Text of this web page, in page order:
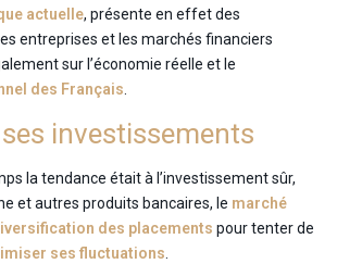
actuelle, présente en effet des
entreprises et les marchés financiers
sur l’économie réelle et le
des Français.
investissements
la tendance était à l’investissement sûr,
et autres produits bancaires, le marché
des placements pour tenter de
ses fluctuations.